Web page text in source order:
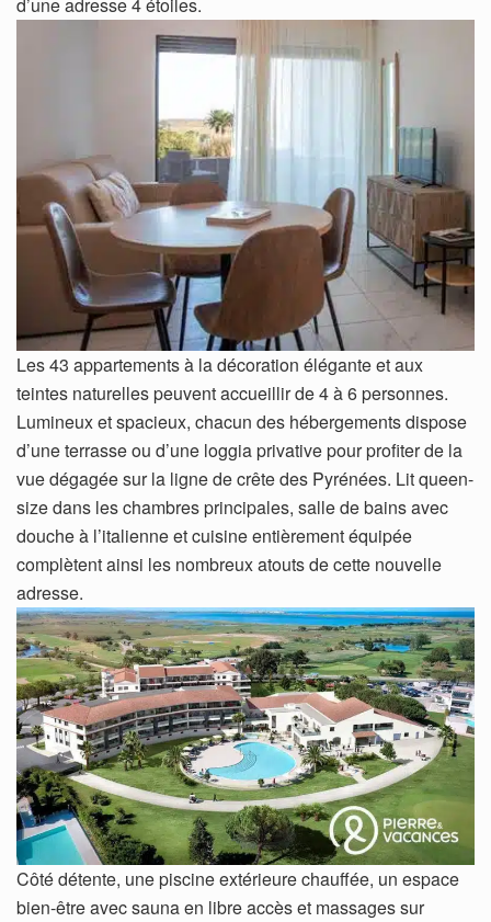
d’une adresse 4 étoiles.
Les 43 appartements à la décoration élégante et aux
teintes naturelles peuvent accueillir de 4 à 6 personnes.
Lumineux et spacieux, chacun des hébergements dispose
d’une terrasse ou d’une loggia privative pour profiter de la
vue dégagée sur la ligne de crête des Pyrénées. Lit queen-
size dans les chambres principales, salle de bains avec
douche à l’italienne et cuisine entièrement équipée
complètent ainsi les nombreux atouts de cette nouvelle
adresse.
Côté détente, une piscine extérieure chauffée, un espace
bien-être avec sauna en libre accès et massages sur